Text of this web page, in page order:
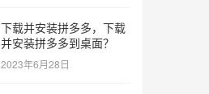
下载并安装拼多多，下载
并安装拼多多到桌面？
2023年6月28日